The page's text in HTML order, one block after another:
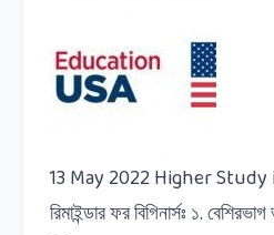
13 May 2022Higher Study
রিমাইন্ডার ফর বিগিনার্সঃ ১.